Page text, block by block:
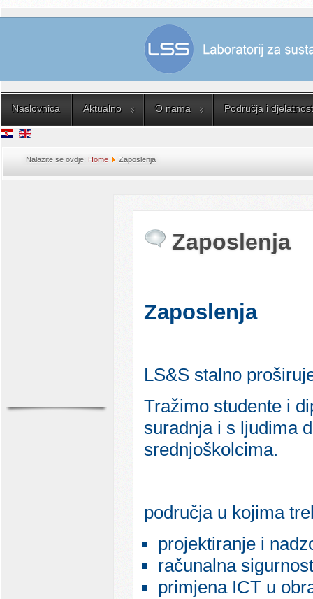
Naslovnica Aktualno O nama Područja i
Nalazite se ovdje: Home Zaposlenja
Zaposlenja
Zaposlenja
LS&S stalno
Tražimo studente i
suradnja i s ljudima
srednjoškolcima.
područja u kojima
projektiranje i
računalna
primjena ICT u